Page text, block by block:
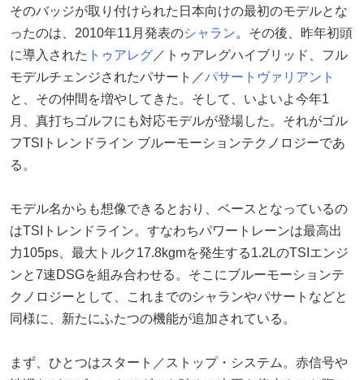
そのバッジが取り付けられた日本向けの最初のモデルとな
ったのは、2010年11月発表のシャラン。その後、昨年初頭
に導入された トゥアレグ ／トゥアレグハイブリッド、フル
モデルチェンジされたパサート／パサートヴァリアント
と、その仲間を増やしてきた。そして、いよいよ今年1
月、真打ちゴルフにも対応モデルが登場した。それがゴル
フTSIトレンドライン ブルーモーションテクノロジーであ
る。
モデル名からも想像できるとおり、ベースとなっているの
はTSIトレンドライン。すなわちパワートレーンは最高出
力105ps、最大トルク17.8kgmを発生する1.2LのTSIエンジ
ンと7速DSGを組み合わせる。そこにブルーモーションテ
クノロジーとして、これまでのシャランやパサートなどと
同様に、新たにふたつの機能が追加されている。
まず、ひとつはスタート／ストップ・システム。赤信号や